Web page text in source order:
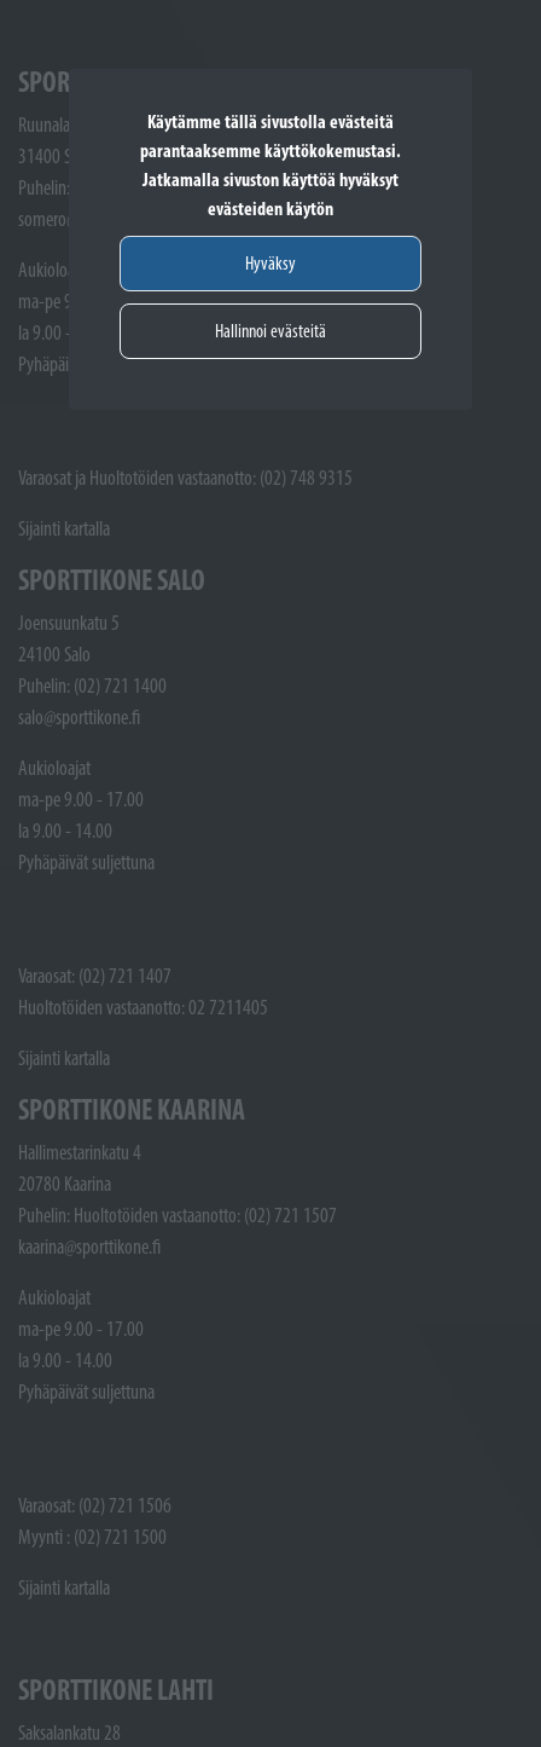
Käytämme tällä sivustolla evästeitä
parantaaksemme käyttökokemustasi.
Jatkamalla sivuston käyttöä hyväksyt
evästeiden käytön
Hyväksy
Hallinnoi evästeitä
SPORTTIKONE SOMERO
Ruunalantie 5
31400 Somero
Puhelin: (02) 748 9300
somero@sporttikone.fi
Aukioloajat
ma-pe 9.00 - 17.00
la 9.00 - 14.00
Pyhäpäivät suljettuna
Varaosat ja Huoltotöiden vastaanotto: (02) 748 9315
Sijainti kartalla
SPORTTIKONE SALO
Joensuunkatu 5
24100 Salo
Puhelin: (02) 721 1400
salo@sporttikone.fi
Aukioloajat
ma-pe 9.00 - 17.00
la 9.00 - 14.00
Pyhäpäivät suljettuna
Varaosat: (02) 721 1407
Huoltotöiden vastaanotto: 02 7211405
Sijainti kartalla
SPORTTIKONE KAARINA
Hallimestarinkatu 4
20780 Kaarina
Puhelin: Huoltotöiden vastaanotto: (02) 721 1507
kaarina@sporttikone.fi
Aukioloajat
ma-pe 9.00 - 17.00
la 9.00 - 14.00
Pyhäpäivät suljettuna
Varaosat: (02) 721 1506
Myynti : (02) 721 1500
Sijainti kartalla
SPORTTIKONE LAHTI
Saksalankatu 28